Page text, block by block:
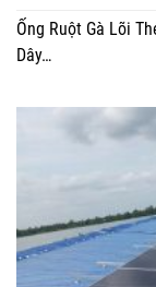
Ống Ruột Gà Lõi
Dây…